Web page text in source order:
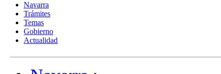
Navarra
Trámites
Temas
Gobierno
Actualidad